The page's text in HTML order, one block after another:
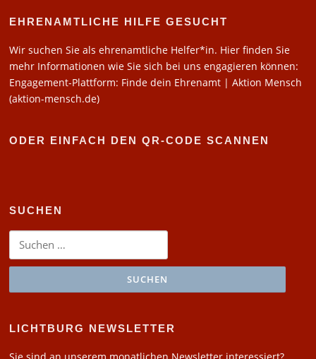
EHRENAMTLICHE HILFE GESUCHT
Wir suchen Sie als ehrenamtliche Helfer*in. Hier finden Sie
mehr Informationen wie Sie sich bei uns engagieren können:
Engagement-Plattform: Finde dein Ehrenamt | Aktion Mensch
(aktion-mensch.de)
ODER EINFACH DEN QR-CODE SCANNEN
SUCHEN
Suchen
LICHTBURG NEWSLETTER